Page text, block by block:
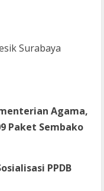
Surabaya
Agama,
Paket Sembako
PPDB